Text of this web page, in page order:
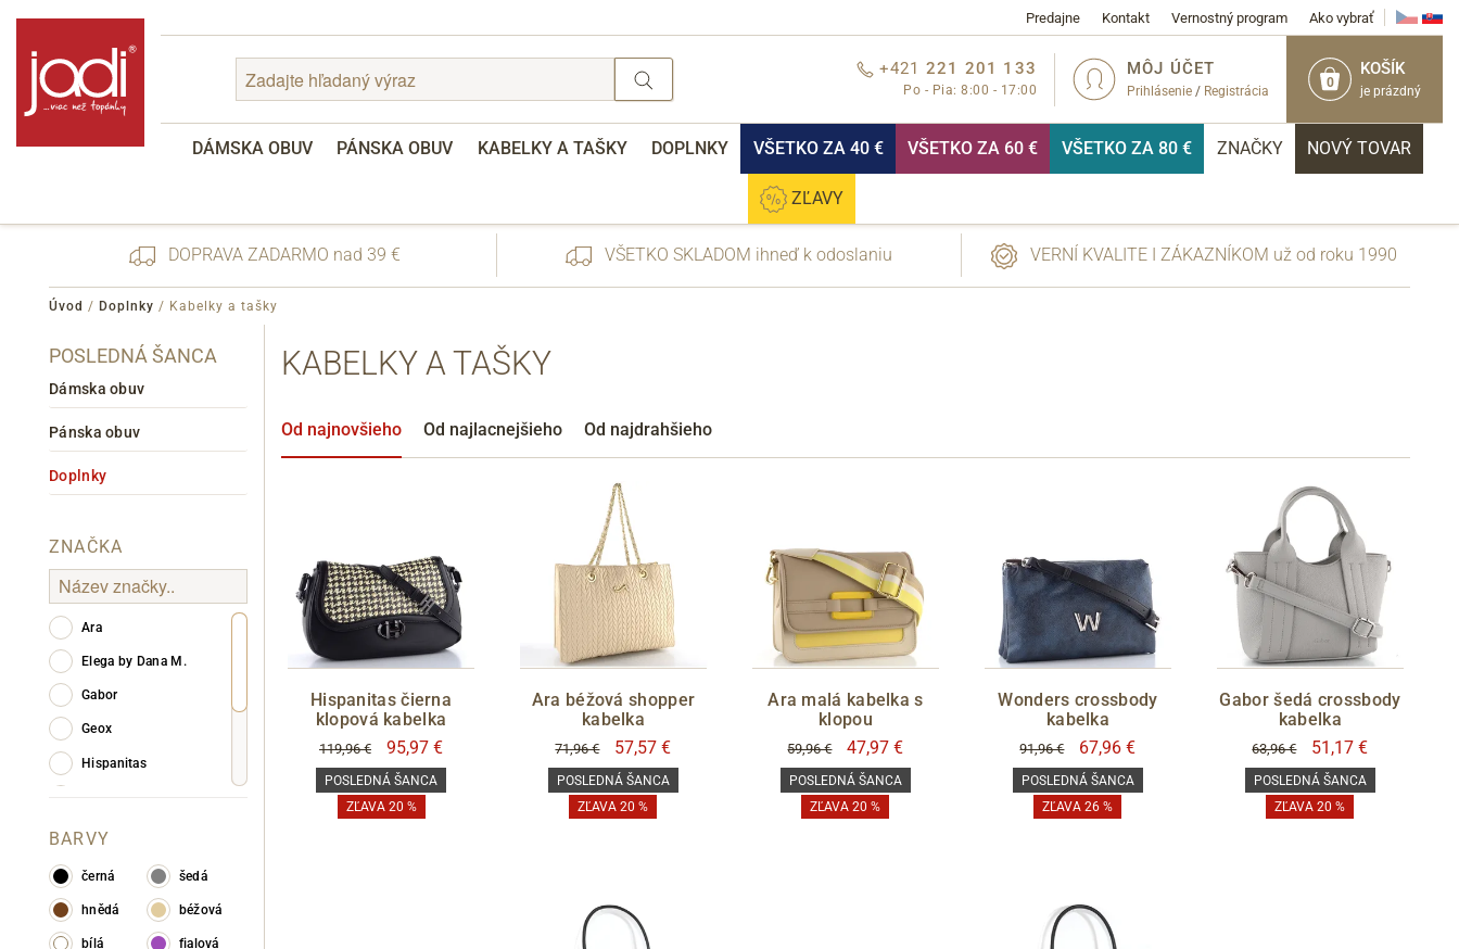
Predajne Kontakt Vernostný program Ako vybrať
0
KOŠÍK
je prázdný
MÔJ ÚČET
Prihlásenie / Registrácia
+421 221 201 133
Po - Pia: 8:00 - 17:00
DÁMSKA OBUV PÁNSKA OBUV KABELKY A TAŠKY DOPLNKY VŠETKO ZA 40 € VŠETKO ZA 60 € VŠETKO ZA 80 € ZNAČKY NOVÝ TOVAR
ZĽAVY
Zabudnuté heslo
Cez Google
Informace o zpracování osobních údajů.
DOPRAVA ZADARMO nad 39 € VŠETKO SKLADOM ihneď k odoslaniu VERNÍ KVALITE I ZÁKAZNÍKOM už od roku 1990
Úvod / Doplnky / Kabelky a tašky
KABELKY A TAŠKY
POSLEDNÁ ŠANCA
Dámska obuv
Pánska obuv
Doplnky
ZNAČKA
Ara
Elega by Dana M.
Gabor
Geox
Hispanitas
Rieker
BARVY
černá šedá
hnědá béžová
bílá fialová
Od najnovšieho Od najlacnejšieho Od najdrahšieho
Hispanitas čierna
klopová kabelka
119,96 € 95,97 €
POSLEDNÁ ŠANCA
ZĽAVA 20 %
Ara béžová shopper
kabelka
71,96 € 57,57 €
POSLEDNÁ ŠANCA
ZĽAVA 20 %
Ara malá kabelka s
klopou
59,96 € 47,97 €
POSLEDNÁ ŠANCA
ZĽAVA 20 %
Wonders crossbody
kabelka
91,96 € 67,96 €
POSLEDNÁ ŠANCA
ZĽAVA 26 %
Gabor šedá crossbody
kabelka
63,96 € 51,17 €
POSLEDNÁ ŠANCA
ZĽAVA 20 %